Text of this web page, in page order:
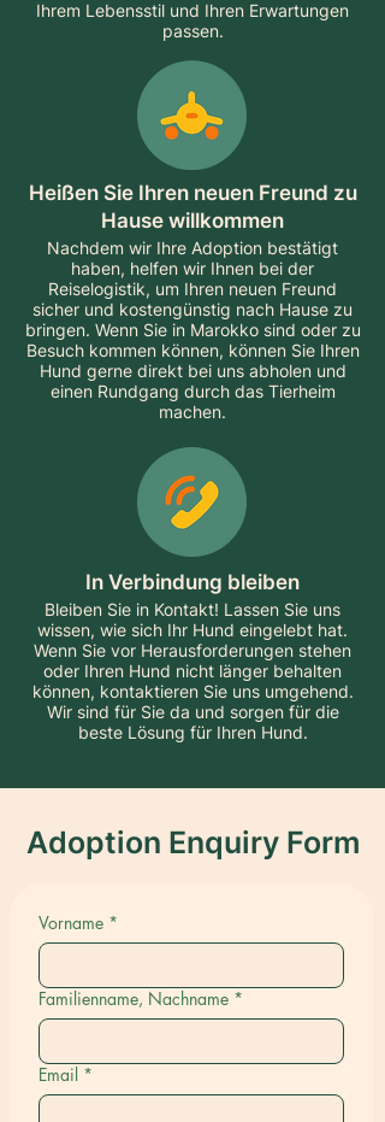
Ihrem Lebensstil und Ihren Erwartungen
passen.
Heißen Sie Ihren neuen Freund zu
Hause willkommen
Nachdem wir Ihre Adoption bestätigt
haben, helfen wir Ihnen bei der
Reiselogistik, um Ihren neuen Freund
sicher und kostengünstig nach Hause zu
bringen. Wenn Sie in Marokko sind oder zu
Besuch kommen können, können Sie Ihren
Hund gerne direkt bei uns abholen und
einen Rundgang durch das Tierheim
machen.
In Verbindung bleiben
Bleiben Sie in Kontakt! Lassen Sie uns
wissen, wie sich Ihr Hund eingelebt hat.
Wenn Sie vor Herausforderungen stehen
oder Ihren Hund nicht länger behalten
können, kontaktieren Sie uns umgehend.
Wir sind für Sie da und sorgen für die
beste Lösung für Ihren Hund.
Adoption Enquiry Form
Vorname *
Familienname, Nachname *
Email *